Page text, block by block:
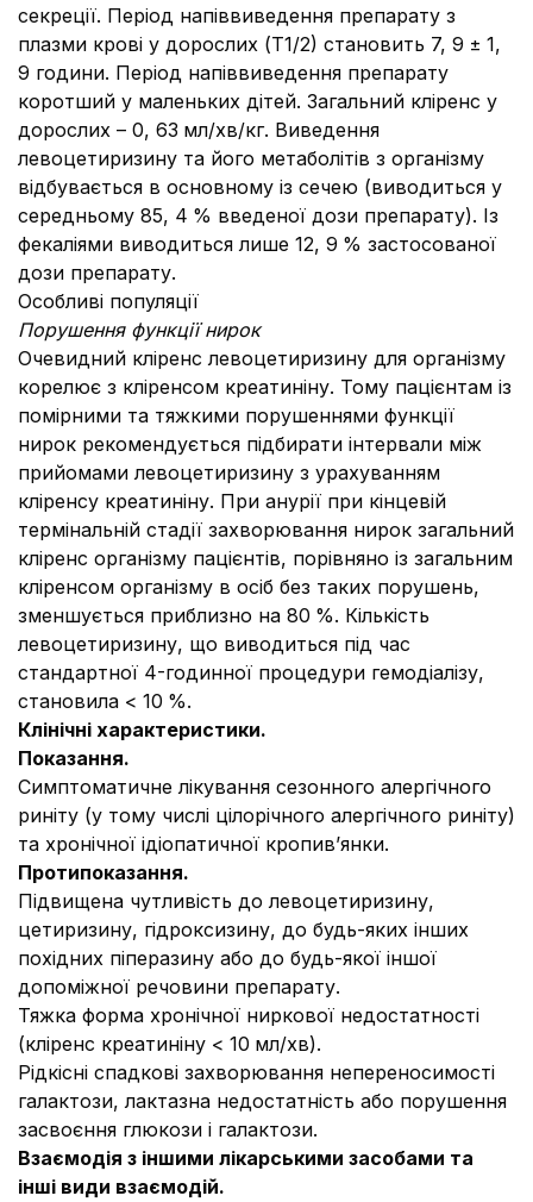
секреції. Період напіввиведення препарату з
плазми крові у дорослих (Т1/2) становить 7, 9 ± 1,
9 години. Період напіввиведення препарату
коротший у маленьких дітей. Загальний кліренс у
дорослих – 0, 63 мл/хв/кг. Виведення
левоцетиризину та його метаболітів з організму
відбувається в основному із сечею (виводиться у
середньому 85, 4 % введеної дози препарату). Із
фекаліями виводиться лише 12, 9 % застосованої
дози препарату.
Особливі популяції
Порушення функції нирок
Очевидний кліренс левоцетиризину для організму
корелює з кліренсом креатиніну. Тому пацієнтам із
помірними та тяжкими порушеннями функції
нирок рекомендується підбирати інтервали між
прийомами левоцетиризину з урахуванням
кліренсу креатиніну. При анурії при кінцевій
термінальній стадії захворювання нирок загальний
кліренс організму пацієнтів, порівняно із загальним
кліренсом організму в осіб без таких порушень,
зменшується приблизно на 80 %. Кількість
левоцетиризину, що виводиться під час
стандартної 4-годинної процедури гемодіалізу,
становила < 10 %.
Клінічні характеристики.
Показання.
Симптоматичне лікування сезонного алергічного
риніту (у тому числі цілорічного алергічного риніту)
та хронічної ідіопатичної кропив’янки.
Протипоказання.
Підвищена чутливість до левоцетиризину,
цетиризину, гідроксизину, до будь-яких інших
похідних піперазину або до будь-якої іншої
допоміжної речовини препарату.
Тяжка форма хронічної ниркової недостатності
(кліренс креатиніну < 10 мл/хв).
Рідкісні спадкові захворювання непереносимості
галактози, лактазна недостатність або порушення
засвоєння глюкози і галактози.
Взаємодія з іншими лікарськими засобами та
інші види взаємодій.